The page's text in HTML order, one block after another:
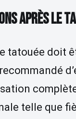
APRÈS LE
tatouée doit
telle que